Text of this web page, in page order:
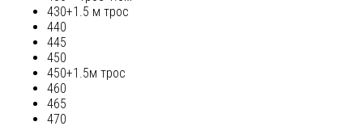
430+1.5 м трос
440
445
450
450+1.5м трос
460
465
470